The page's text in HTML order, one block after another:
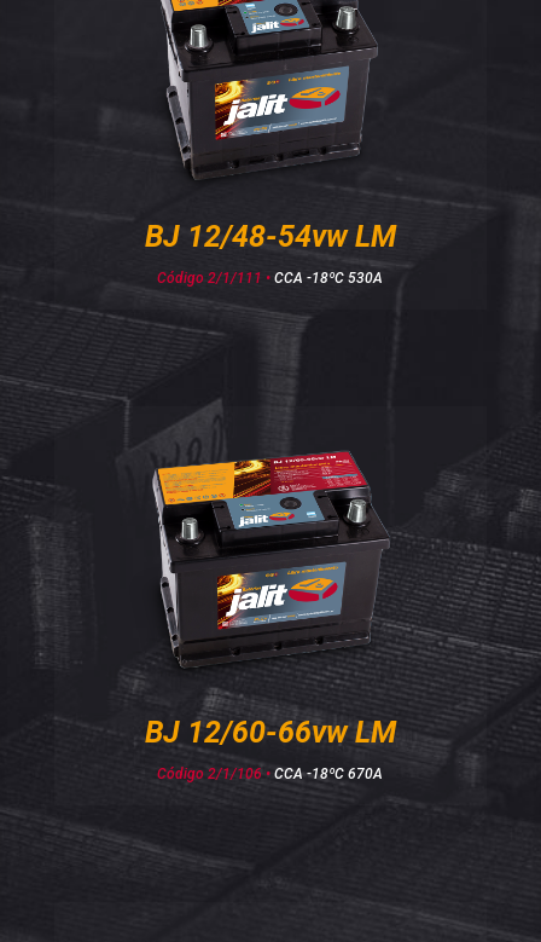
BJ 12/48-54vw LM
Código 2/1/111 • CCA -18ºC 530A
BJ 12/60-66vw LM
Código 2/1/106 •CCA -18ºC 670A